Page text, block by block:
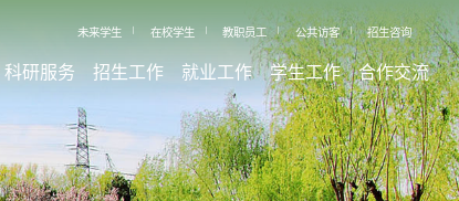
未来学生 在校学生 教职员工 公共访客 招生咨询
科研服务 招生工作 就业工作 学生工作 合作交流